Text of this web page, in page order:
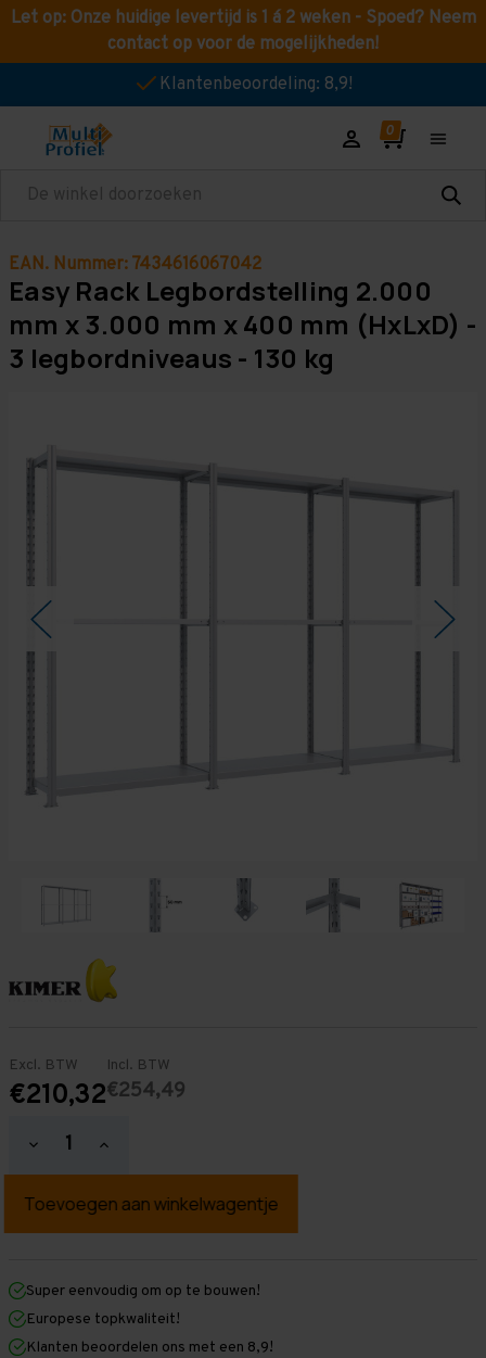
Let op: Onze huidige levertijd is 1 á 2 weken - Spoed? Neem
contact op voor de mogelijkheden!
Klantenbeoordeling: 8,9!
Zoeken
EAN. Nummer: 7434616067042
Easy Rack Legbordstelling 2.000
mm x 3.000 mm x 400 mm (HxLxD) -
3 legbordniveaus - 130 kg
Excl. BTW
€210,32
Incl. BTW
€254,49
Hoeveelheid
verlagen
Easy
Legbordstelling
x
3.000
mm
x
Hoeveelheid
verhogen
Easy
Legbordstelling
x
3.000
mm
x
Super eenvoudig om op te bouwen!
Europese topkwaliteit!
Klanten beoordelen ons met een 8,9!